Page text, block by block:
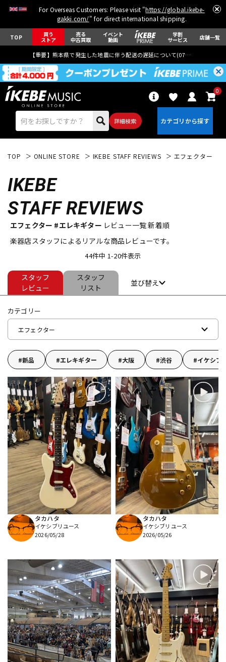
For Overseas Customers: Please visit "https://global.ikebe-
gakki.com/" for direct international shipping.
TOP 買う
ストア
売る
中古買取
イベント
動画
学割
サービス 店舗一覧
【重要】熊本県で発生した地震に伴う配送の遅延について(07月29日
詳細検索
0
エレキギター
ベース ウクレレ
ドラム パーカッション
管楽器 その他楽器
アンプ エフェクター
DJ機器 DTM
DTM オンライン納品 レコーディング機器
配信/ライブ機器 楽器アクセサリ
中古 ヴィンテージ
TOP ONLINE STORE IKEBE STAFF REVIEWS エフェクター
IKEBE
STAFF REVIEWS
エフェクター #エレキギター レビュー一覧 新着順
楽器店スタッフによるリアルな商品レビューです。
44件中 1-20件表示
スタッフ
レビュー
スタッフ
リスト
並び替え
カテゴリー
エフェクター
新品 エレキギター 大阪 渋谷 イケシブ
タカハタ
イケシブリユース
2026/05/28
タカハタ
イケシブリユース
2026/05/26